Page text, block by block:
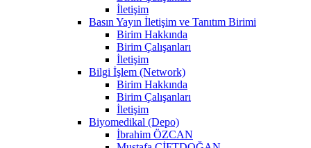
İletişim
Basın Yayın İletişim ve Tanıtım Birimi
Birim Hakkında
Birim Çalışanları
İletişim
Bilgi İşlem (Network)
Birim Hakkında
Birim Çalışanları
İletişim
Biyomedikal (Depo)
İbrahim ÖZCAN